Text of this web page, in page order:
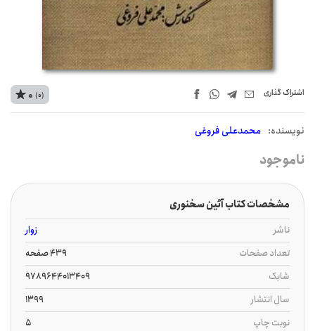
اشتراک‌ گذاری
نويسنده: محمدعلی فروغی
0 (0)
ناموجود
مشخصات کتاب آئین سخنوری
ناشر
زوار
تعداد صفحات
439 صفحه
شابک
9789644013409
سال انتشار
1399
نوبت چاپ
5